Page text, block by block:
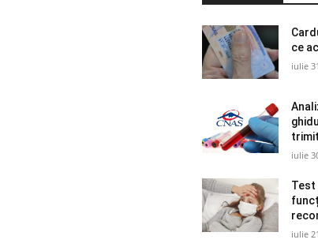
ce
iulie
iulie
Test
iulie